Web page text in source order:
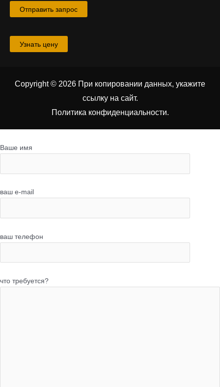
Отправить запрос
Узнать цену
Copyright © 2026 При копировании данных, укажите
ссылку на сайт.
Политика конфиденциальности.
Ваше имя
ваш e-mail
ваш телефон
что требуется?